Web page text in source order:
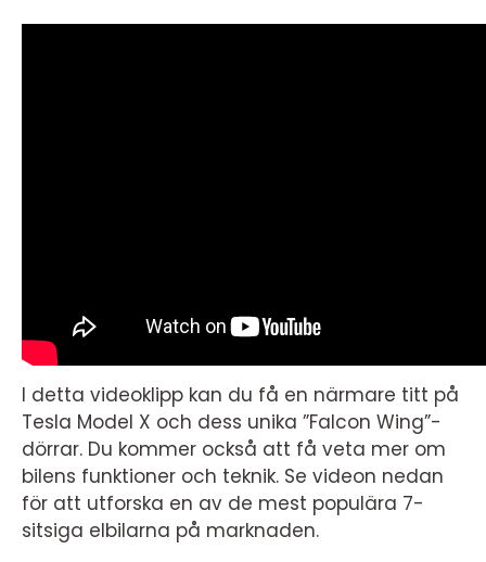
I detta videoklipp kan du få en närmare titt på
Tesla Model X och dess unika ”Falcon Wing”-
dörrar. Du kommer också att få veta mer om
bilens funktioner och teknik. Se videon nedan
för att utforska en av de mest populära 7-
sitsiga elbilarna på marknaden.